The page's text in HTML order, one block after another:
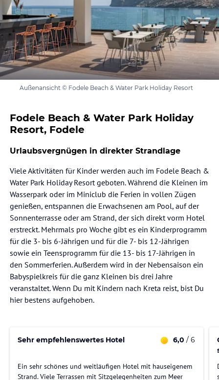
Außenansicht © Fodele Beach & Water Park Holiday Resort
Fodele Beach & Water Park Holiday
Resort, Fodele
Urlaubsvergnügen in direkter Strandlage
Viele Aktivitäten für Kinder werden auch im Fodele Beach &
Water Park Holiday Resort geboten. Während die Kleinen im
Wasserpark oder im Miniclub die Ferien in vollen Zügen
genießen, entspannen die Erwachsenen am Pool, auf der
Sonnenterrasse oder am Strand, der sich direkt vorm Hotel
erstreckt. Mehrmals pro Woche gibt es ein Kinderprogramm
für die 3- bis 6-Jährigen und für die 7- bis 12-Jährigen
sowie ein Teensprogramm für die 13- bis 17-Jährigen in
den Sommerferien. Außerdem wird in der Nebensaison ein
Babyspielkreis für die ganz Kleinen bis drei Jahre
veranstaltet. Wenn Du mit Kindern nach Kreta reist, bist Du
hier bestens aufgehoben.
Sehr empfehlenswertes Hotel 6,0 / 6
Ein sehr schönes und weitläufigen Hotel mit hauseigenem
Strand. Viele Terrassen mit Sitzgelegenheiten zum Meer